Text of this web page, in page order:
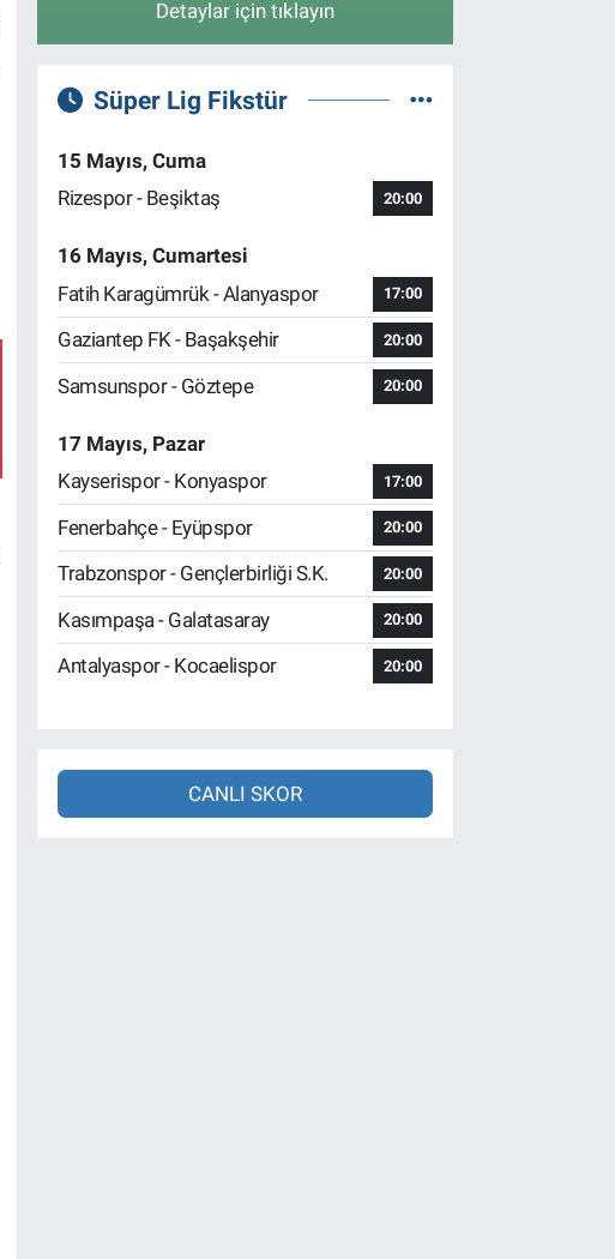
Detaylar için tıklayın
Süper Lig Fikstür
15 Mayıs, Cuma
Rizespor - Beşiktaş
20:00
16 Mayıs, Cumartesi
Fatih Karagümrük - Alanyaspor
17:00
Gaziantep FK - Başakşehir 20:00
Samsunspor - Göztepe 20:00
17 Mayıs, Pazar
Kayserispor - Konyaspor
17:00
Fenerbahçe - Eyüpspor 20:00
Trabzonspor - Gençlerbirliği S.K. 20:00
Kasımpaşa - Galatasaray 20:00
Antalyaspor - Kocaelispor 20:00
CANLI SKOR